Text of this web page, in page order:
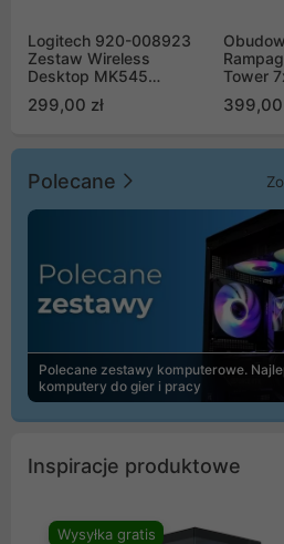
Logitech 920-008923
Zestaw Wireless
Desktop MK545
299,00 zł
Tower
399,00
Polecane
Polecane zestawy komputerowe.
komputery do gier i pracy
Inspiracje produktowe
Wysyłka gratis